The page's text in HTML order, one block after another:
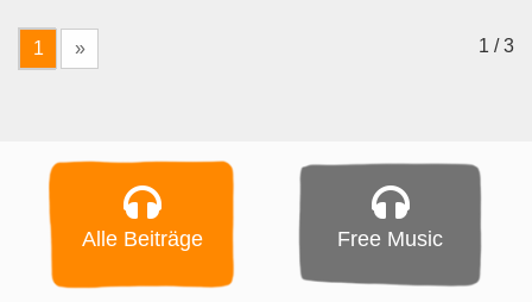
1 » 1 / 3
Alle Beiträge Free Music